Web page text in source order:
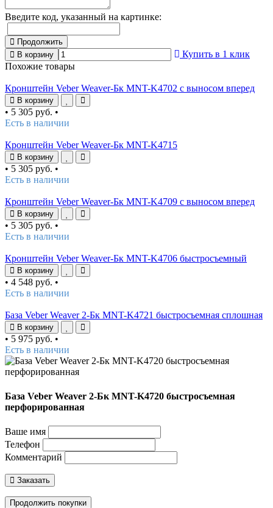
Введите код, указанный на картинке:
Продолжить
В корзину
Купить в 1 клик
Похожие товары
Кронштейн Veber Weaver-Бк MNT-K4702 с выносом вперед
В корзину
• 5 305 руб. •
Есть в наличии
Кронштейн Veber Weaver-Бк MNT-K4715
В корзину
• 5 305 руб. •
Есть в наличии
Кронштейн Veber Weaver-Бк MNT-K4709 с выносом вперед
В корзину
• 5 305 руб. •
Есть в наличии
Кронштейн Veber Weaver-Бк MNT-K4706 быстросъемный
В корзину
• 4 548 руб. •
Есть в наличии
База Veber Weaver 2-Бк MNT-K4721 быстросъемная сплошная
В корзину
• 5 975 руб. •
Есть в наличии
База Veber Weaver 2-Бк MNT-K4720 быстросъемная
перфорированная
Ваше имя
Телефон
Комментарий
Заказать
Продолжить покупки